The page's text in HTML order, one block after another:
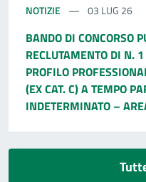
NOTIZIE 03 LUG 26
BANDO DI CONCORSO
RECLUTAMENTO DI N.
PROFILO
(EX CAT. C) A TEMPO
INDETERMINATO –